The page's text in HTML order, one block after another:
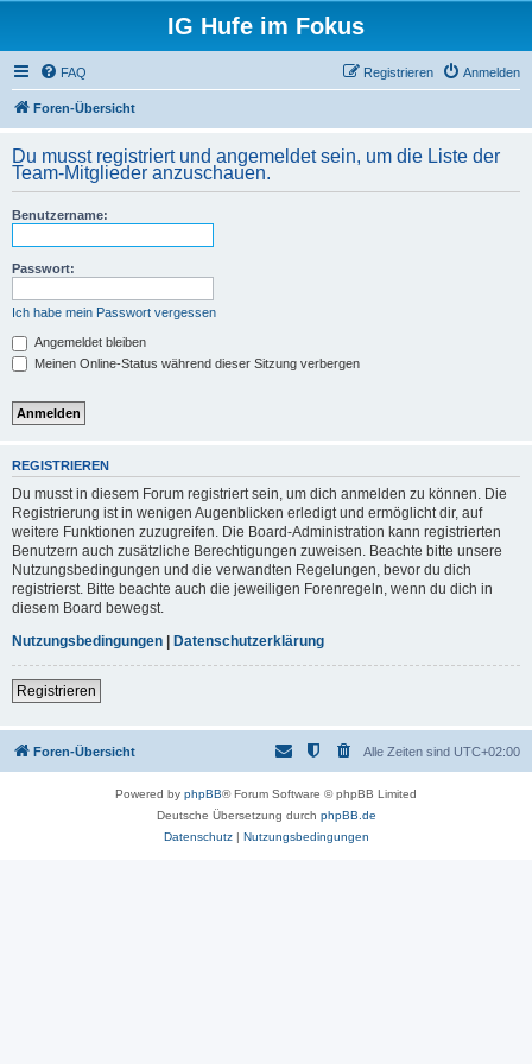
IG Hufe im Fokus
FAQ Anmelden
Registrieren
Foren-Übersicht
Du musst registriert und angemeldet sein, um die Liste der
Team-Mitglieder anzuschauen.
Benutzername:
Passwort:
Ich habe mein Passwort vergessen
Angemeldet bleiben
Meinen Online-Status während dieser Sitzung verbergen
REGISTRIEREN
Du musst in diesem Forum registriert sein, um dich anmelden zu können. Die
Registrierung ist in wenigen Augenblicken erledigt und ermöglicht dir, auf
weitere Funktionen zuzugreifen. Die Board-Administration kann registrierten
Benutzern auch zusätzliche Berechtigungen zuweisen. Beachte bitte unsere
Nutzungsbedingungen und die verwandten Regelungen, bevor du dich
registrierst. Bitte beachte auch die jeweiligen Forenregeln, wenn du dich in
diesem Board bewegst.
Nutzungsbedingungen | Datenschutzerklärung
Registrieren
Foren-Übersicht Alle Zeiten sind UTC+02:00
Powered by phpBB® Forum Software © phpBB Limited
Deutsche Übersetzung durch phpBB.de
Datenschutz| Nutzungsbedingungen